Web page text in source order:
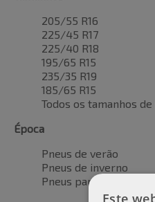
205/55 R16
225/45 R17
225/40 R18
195/65 R15
235/35 R19
185/65 R15
Todos os tamanhos de
Época
Pneus de verão
Pneus de inverno
Pneus para todas as
Este